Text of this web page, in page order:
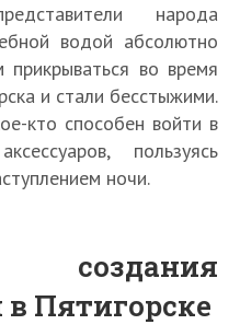
народа
водой абсолютно
во время
и стали бесстыжими.
кто способен войти в
пользуясь
ночи.
создания
Пятигорске